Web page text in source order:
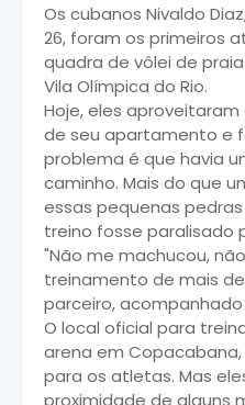
Os cubanos Nivaldo
26, foram os primeiros
quadra de vôlei de
Vila Olímpica do Rio.
Hoje, eles
de seu apartamento e
problema é que havia
caminho. Mais do que
essas pequenas
treino fosse paralisado
"Não me machucou,
treinamento de mais
parceiro,
O local oficial para
arena em
para os atletas. Mas
proximidade de alguns